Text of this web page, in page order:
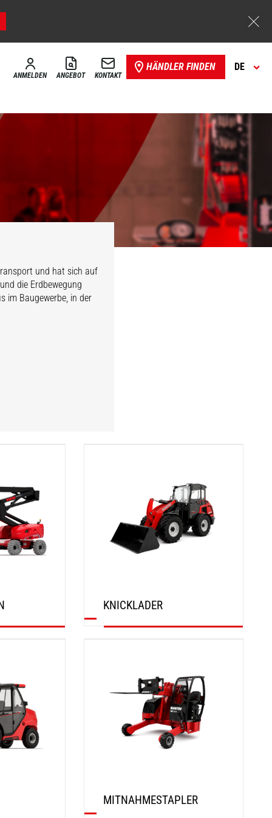
ANMELDEN ANGEBOT KONTAKT
HÄNDLER FINDEN DE
und hat sich auf
die Erdbewegung
im Baugewerbe, in der
KNICKLADER
MITNAHMESTAPLER